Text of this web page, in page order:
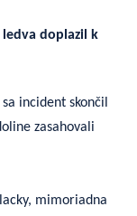
ledva doplazil k
incident skončil
zasahovali
mimoriadna